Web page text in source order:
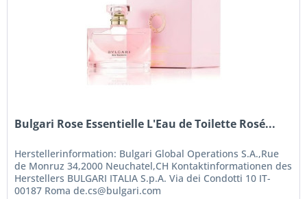
Bulgari Rose Essentielle L'Eau de Toilette Rosé...
Herstellerinformation: Bulgari Global Operations S.A.,Rue
de Monruz 34,2000 Neuchatel,CH Kontaktinformationen des
Herstellers BULGARI ITALIA S.p.A. Via dei Condotti 10 IT-
00187 Roma de.cs@bulgari.com